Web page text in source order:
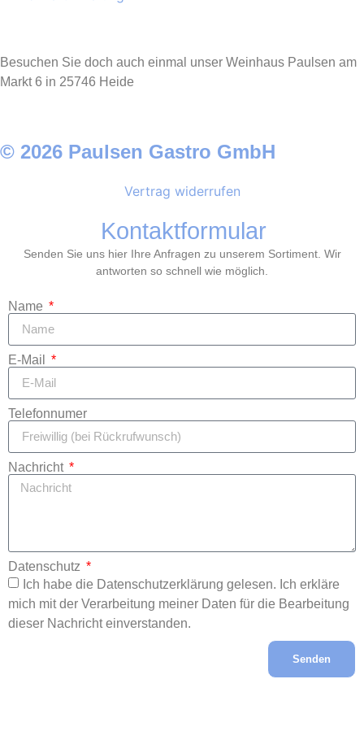
Besuchen Sie doch auch einmal unser Weinhaus Paulsen am
Markt 6 in 25746 Heide
© 2026 Paulsen Gastro GmbH
Vertrag widerrufen
Kontaktformular
Senden Sie uns hier Ihre Anfragen zu unserem Sortiment. Wir
antworten so schnell wie möglich.
Name
E-Mail
Telefonnumer
Nachricht
Datenschutz
Ich habe die Datenschutzerklärung gelesen. Ich erkläre
mich mit der Verarbeitung meiner Daten für die Bearbeitung
dieser Nachricht einverstanden.
Senden